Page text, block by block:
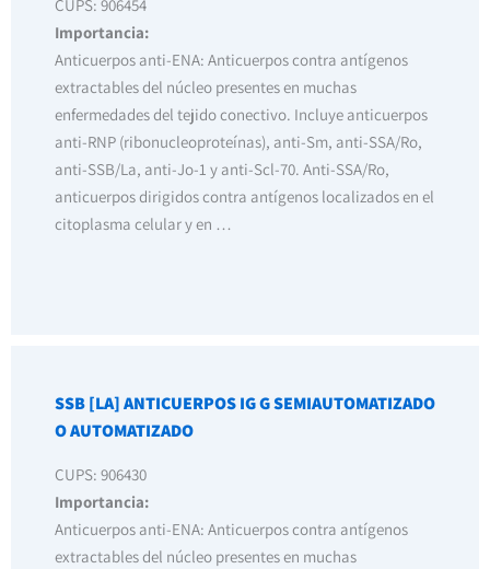
CUPS: 906454
Importancia:
Anticuerpos anti-ENA: Anticuerpos contra antígenos
extractables del núcleo presentes en muchas
enfermedades del tejido conectivo. Incluye anticuerpos
anti-RNP (ribonucleoproteínas), anti-Sm, anti-SSA/Ro,
anti-SSB/La, anti-Jo-1 y anti-Scl-70. Anti-SSA/Ro,
anticuerpos dirigidos contra antígenos localizados en el
citoplasma celular y en …
SSB [LA] ANTICUERPOS IG G SEMIAUTOMATIZADO
O AUTOMATIZADO
CUPS: 906430
Importancia:
Anticuerpos anti-ENA: Anticuerpos contra antígenos
extractables del núcleo presentes en muchas